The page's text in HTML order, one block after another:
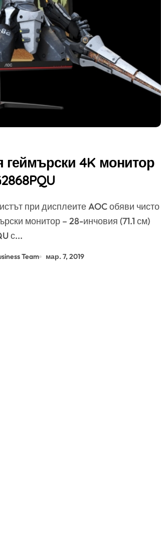
геймърски 4K монитор
монитор – 28-инчовия (71.1 см)
с...
Team мар. 7, 2019